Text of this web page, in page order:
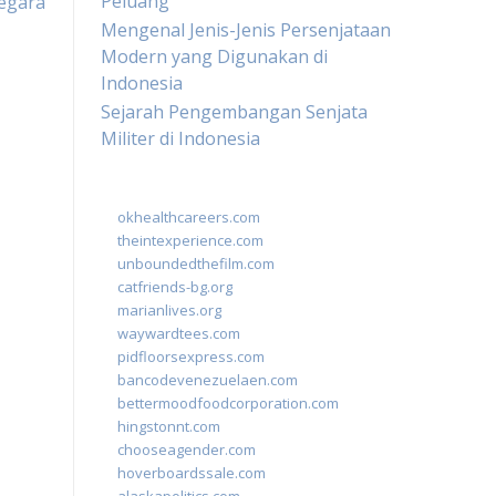
Mengenal Jenis-Jenis Persenjataan
Modern yang Digunakan di
Indonesia
Sejarah Pengembangan Senjata
Militer di Indonesia
okhealthcareers.com
theintexperience.com
unboundedthefilm.com
catfriends-bg.org
marianlives.org
waywardtees.com
pidfloorsexpress.com
bancodevenezuelaen.com
bettermoodfoodcorporation.com
hingstonnt.com
chooseagender.com
hoverboardssale.com